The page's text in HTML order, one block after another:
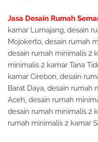
Jasa Desain Rumah
kamar Lumajang, desain
Mojokerto, desain rumah
desain rumah minimalis 2
minimalis 2 kamar Tana
kamar Cirebon, desain
Barat Daya, desain rumah
Aceh, desain rumah
desain rumah minimalis 2
rumah minimalis 2 kamar